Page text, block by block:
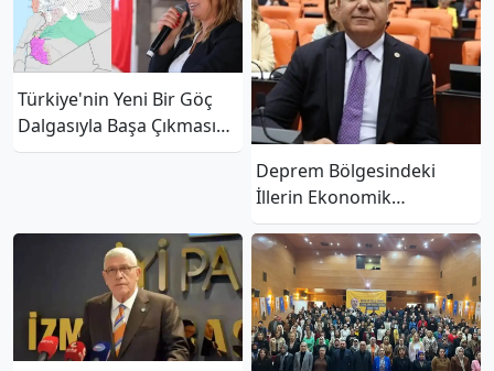
Türkiye'nin Yeni Bir Göç
Dalgasıyla Başa Çıkması
Mümkün Değildir!
Deprem Bölgesindeki
İllerin Ekonomik
Sorunlarının Giderilmesi
Için Kanun Teklifi Verdi!